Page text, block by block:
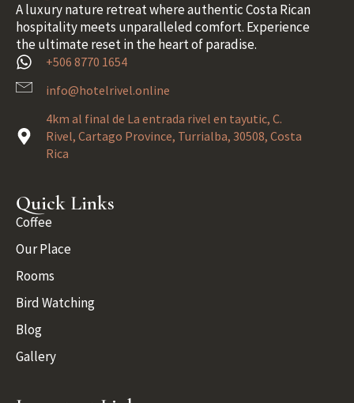
A luxury nature retreat where authentic Costa Rican
hospitality meets unparalleled comfort. Experience
the ultimate reset in the heart of paradise.
+506 8770 1654
info@hotelrivel.online
4km al final de La entrada rivel en tayutic, C.
Rivel, Cartago Province, Turrialba, 30508, Costa
Rica
Quick Links
Coffee
Our Place
Rooms
Bird Watching
Blog
Gallery